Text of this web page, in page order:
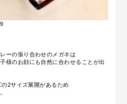
ーの張り合わせのメガネは
様のお顔にも自然に合わせることが出
2サイズ展開があるため